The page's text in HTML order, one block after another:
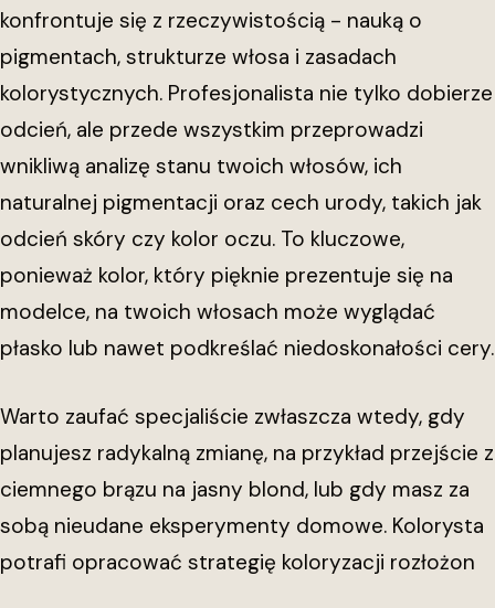
konfrontuje się z rzeczywistością - nauką o
pigmentach, strukturze włosa i zasadach
kolorystycznych. Profesjonalista nie tylko dobierze
odcień, ale przede wszystkim przeprowadzi
wnikliwą analizę stanu twoich włosów, ich
naturalnej pigmentacji oraz cech urody, takich jak
odcień skóry czy kolor oczu. To kluczowe,
ponieważ kolor, który pięknie prezentuje się na
modelce, na twoich włosach może wyglądać
płasko lub nawet podkreślać niedoskonałości cery.
Warto zaufać specjaliście zwłaszcza wtedy, gdy
planujesz radykalną zmianę, na przykład przejście z
ciemnego brązu na jasny blond, lub gdy masz za
sobą nieudane eksperymenty domowe. Kolorysta
potrafi opracować strategię koloryzacji rozłożon